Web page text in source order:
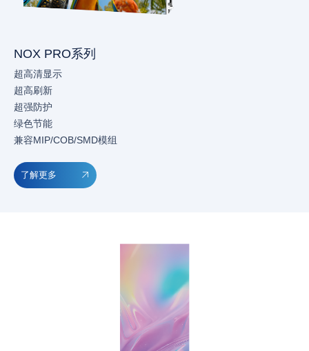
NOX PRO系列
超高清显示
超高刷新
超强防护
绿色节能
兼容MIP/COB/SMD模组
了解更多